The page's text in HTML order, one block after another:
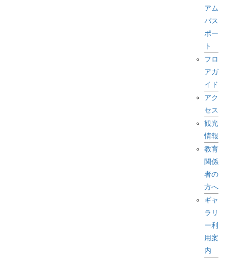
アム
パス
ポー
ト
フロ
アガ
イド
アク
セス
観光
情報
教育
関係
者の
方へ
ギャ
ラリ
ー利
用案
内